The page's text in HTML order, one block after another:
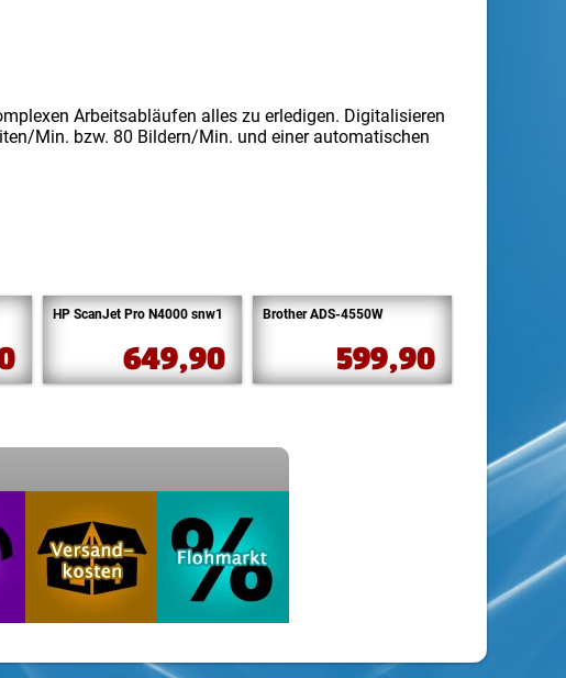
Arbeitsabläufen alles zu erledigen. Digitalisieren
Min. bzw. 80 Bildern/Min. und einer automatischen
HP ScanJet Pro N4000 snw1
649,90
Brother ADS-4550W
599,90